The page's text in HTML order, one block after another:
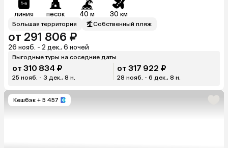
линия песок 40 м 30 км
Большая территория Собственный пляж
от 291 806 ₽
26 нояб. - 2 дек., 6 ночей
Выгодные туры на соседние даты
от 310 834 ₽
25 нояб. - 3 дек., 8 н.
от 317 922 ₽
28 нояб. - 6 дек., 8 н.
Кешбэк + 5 457